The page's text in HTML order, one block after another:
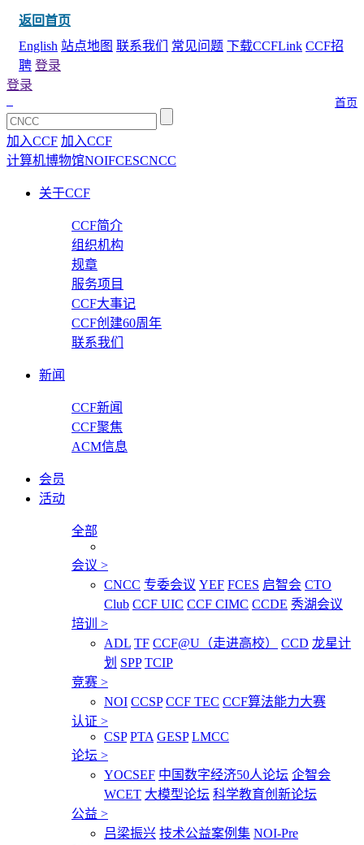
返回首页
English 站点地图 联系我们 常见问题 下载CCFLink CCF招
聘 登录
首页
登录
加入CCF 加入CCF
计算机博物馆NOIFCESCNCC
关于CCF
CCF简介
组织机构
规章
服务项目
CCF大事记
CCF创建60周年
联系我们
新闻
CCF新闻
CCF聚焦
ACM信息
会员
活动
全部
会议 >
CNCC 专委会议 YEF FCES 启智会 CTO
Club CCF UIC CCF CIMC CCDE 秀湖会议
培训 >
ADL TF CCF@U（走进高校） CCD 龙星计
划 SPP TCIP
竞赛 >
NOI CCSP CCF TEC CCF算法能力大赛
认证 >
CSP PTA GESP LMCC
论坛 >
YOCSEF 中国数字经济50人论坛 企智会
WCET 大模型论坛 科学教育创新论坛
公益 >
吕梁振兴 技术公益案例集 NOI-Pre